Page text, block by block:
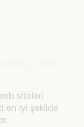
siteleri
en iyi şekilde